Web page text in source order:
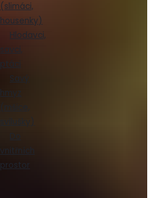
(slimáci,
housenky)
Hlodavci,
savci,
ptáci
Savý
hmyz
(mšice,
Do
vnitřních
prostor